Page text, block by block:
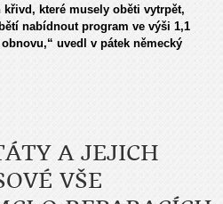
které musely oběti vytrpět,
nabídnout program ve výši 1,1
uvedl v pátek německý
A JEJICH
VŠE